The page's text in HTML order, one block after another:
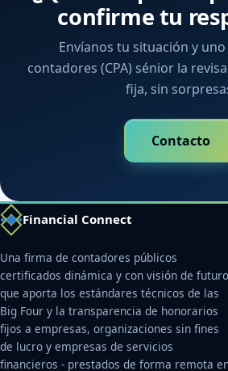
confirme tu
Envíanos tu situación y
contadores (CPA) sénior la
fija, sin
Contacto
Financial Connect
Una firma de contadores públicos
certificados dinámica y con visión de futuro
que aporta los estándares técnicos de las
Big Four y la transparencia de honorarios
fijos a empresas, organizaciones sin fines
de lucro y empresas de servicios
financieros - prestados de forma remota